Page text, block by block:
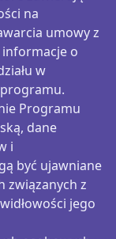
na
umowy z
o
w
Programu
dane
i
być ujawniane
związanych z
jego